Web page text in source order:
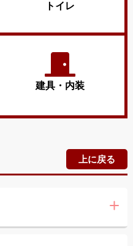
トイレ
建具・内装
上に戻る